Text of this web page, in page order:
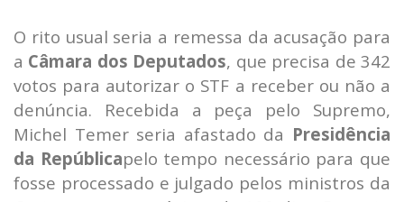
O rito usual seria a remessa da acusação para
a Câmara dos Deputados, que precisa de 342
votos para autorizar o STF a receber ou não a
denúncia. Recebida a peça pelo Supremo,
Michel Temer seria afastado da Presidência
da Repúblicapelo tempo necessário para que
fosse processado e julgado pelos ministros da